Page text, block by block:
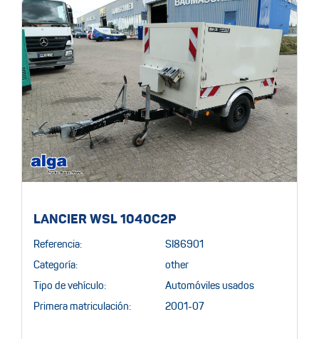
LANCIER WSL 1040C2P
Referencia: SI86901
Categoría: other
Tipo de vehículo: Automóviles usados
Primera matriculación: 2001-07